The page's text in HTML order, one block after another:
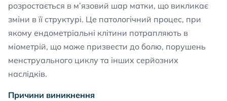
розростається в м’язовий шар матки, що викликає
зміни в її структурі. Це патологічний процес, при
якому ендометріальні клітини потрапляють в
міометрій, що може призвести до болю, порушень
менструального циклу та інших серйозних
наслідків.
Причини виникнення